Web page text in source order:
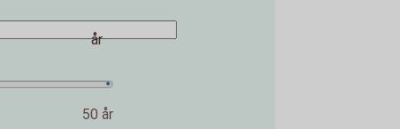
50 år
år